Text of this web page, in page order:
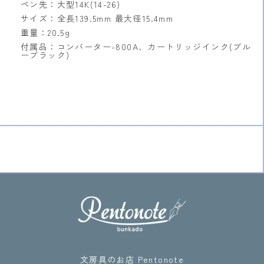
ペン先：大型14K(14-26)
サイズ：全長139.5mm 最大径15.4mm
重量：20.5g
付属品：コンバーター-800A、カートリッジインク(ブル
ーブラック)
文房具のお店 Pentonote